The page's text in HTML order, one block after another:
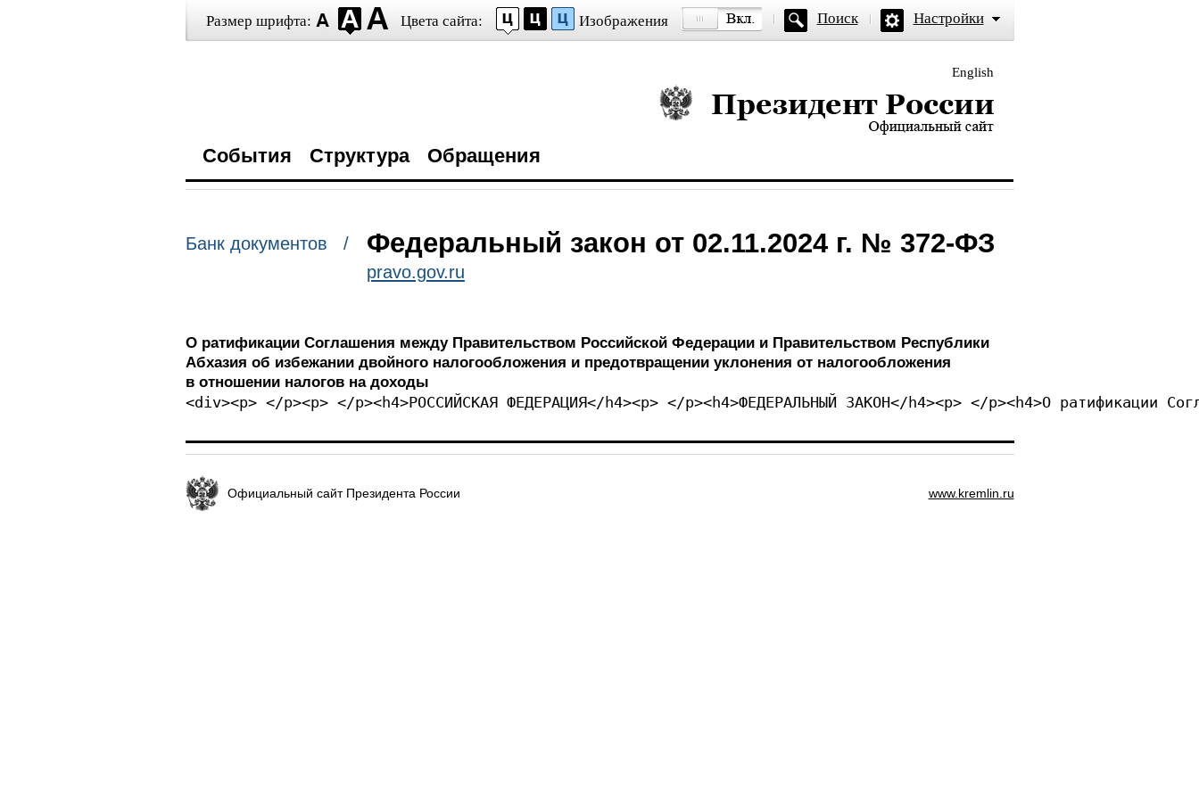
Размер шрифта: Цвета сайта: Изображения Поиск Настройки
English
Президент России — официальный сайт
События Структура Обращения
Банк документов / Федеральный закон от 02.11.2024 г. № 372-ФЗ
pravo.gov.ru
О ратификации Соглашения между Правительством Российской Федерации и Правительством Республики
Абхазия об избежании двойного налогообложения и предотвращении уклонения от налогообложения
в отношении налогов на доходы
<div><p> </p><p> </p><h4>РОССИЙСКАЯ ФЕДЕРАЦИЯ</h4><p> </p><h4>ФЕДЕРАЛЬНЫЙ ЗАКОН</h4><p> </p><h4>О ратификации
Официальный сайт Президента России www.kremlin.ru